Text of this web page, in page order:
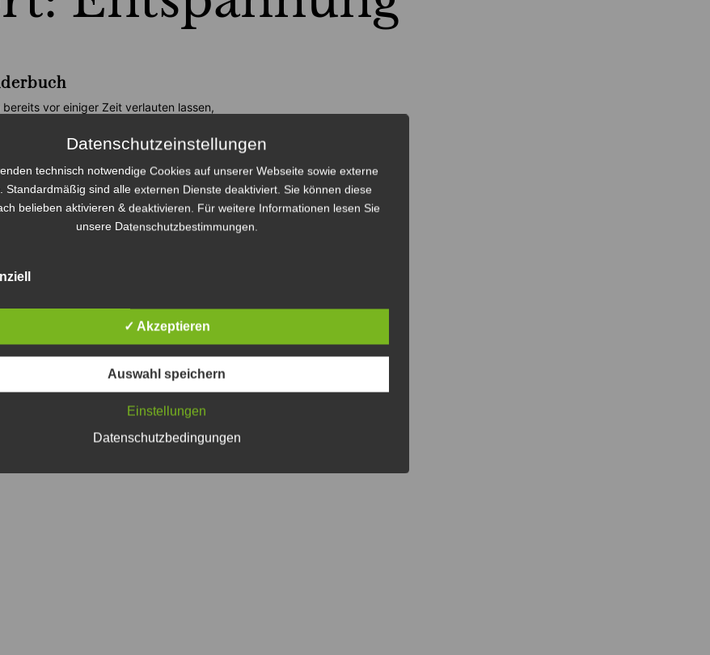
vor einiger Zeit verlauten lassen,
ist es ein Buch für Kinder (ca.
Datenschutzeinstellungen
technisch notwendige Cookies auf unserer Webseite sowie externe
Standardmäßig sind alle externen Dienste deaktiviert. Sie können diese
belieben aktivieren & deaktivieren. Für weitere Informationen lesen Sie
unsere Datenschutzbestimmungen.
✓ Akzeptieren
Auswahl speichern
Einstellungen
Datenschutzbedingungen